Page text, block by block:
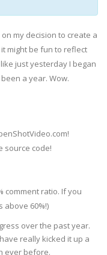
my decision to create a
might be fun to reflect
just yesterday I began
a year. Wow.
source code!
comment ratio. If you
above 60%!)
over the past year.
really kicked it up a
ever before.